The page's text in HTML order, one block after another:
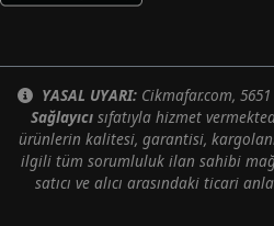
YASAL UYARI: Cikmafar.com,
Sağlayıcısıfatıyla hizmet
ürünlerin kalitesi, garantisi,
ilgili tüm sorumluluk ilan sahibi
satıcı ve alıcı arasındaki ticari